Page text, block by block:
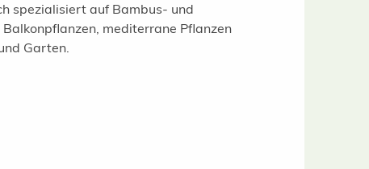
spezialisiert auf Bambus- und
mediterrane Pflanzen
Garten.